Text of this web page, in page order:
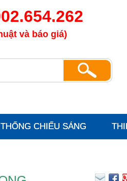
và báo giá)
CHIẾU SÁNG